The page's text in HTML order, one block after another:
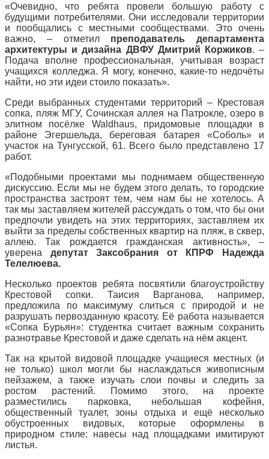
«Очевидно, что ребята провели большую работу с
будущими потребителями. Они исследовали территории
и пообщались с местными сообществами. Это очень
важно, – отметил преподаватель департамента
архитектуры и дизайна ДВФУ Дмитрий Коржиков. –
Подача вполне профессиональная, учитывая возраст
учащихся колледжа. Я могу, конечно, какие-то недочёты
найти, но эти идеи стоило показать».
Среди выбранных студентами территорий – Крестовая
сопка, пляж МГУ, Сочинская аллея на Патрокле, озеро в
элитном посёлке Waldhaus, придомовые площадки в
районе Эгершельда, береговая батарея «Соболь» и
участок на Тунгусской, 61. Всего было представлено 17
работ.
«Подобными проектами мы поднимаем общественную
дискуссию. Если мы не будем этого делать, то городские
пространства застроят тем, чем нам бы не хотелось. А
так мы заставляем жителей рассуждать о том, что бы они
предпочли увидеть на этих территориях, заставляем их
выйти за пределы собственных квартир на пляж, в сквер,
аллею. Так рождается гражданская активность», –
уверена депутат Заксобрания от КПРФ Надежда
Телелюева.
Несколько проектов ребята посвятили благоустройству
Крестовой сопки. Таисия Варганова, например,
предложила по максимуму слиться с природой и не
разрушать первозданную красоту. Её работа называется
«Сопка Бурьян»: студентка считает важным сохранить
разнотравье Крестовой и даже сделать на нём акцент.
Так на крытой видовой площадке учащиеся местных (и
не только) школ могли бы наслаждаться живописным
пейзажем, а также изучать слои почвы и следить за
ростом растений. Помимо этого, на проекте
разместились парковка, небольшая кофейня,
общественный туалет, зоны отдыха и ещё несколько
обустроенных видовых, которые оформлены в
природном стиле: навесы над площадками имитируют
листья.